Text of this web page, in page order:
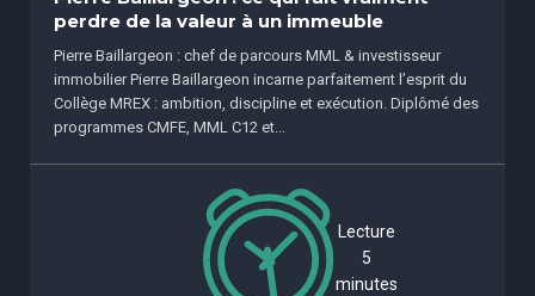
perdre de la valeur à un immeuble
Pierre Baillargeon : chef de parcours MML & investisseur
immobilier Pierre Baillargeon incarne parfaitement l’esprit du
Collège MREX : ambition, discipline et exécution. Diplômé des
programmes CMFE, MML C12 et...
Lecture
5
minutes